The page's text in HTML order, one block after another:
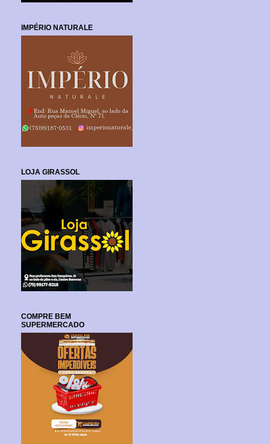
IMPÉRIO NATURALE
LOJA GIRASSOL
COMPRE BEM
SUPERMERCADO